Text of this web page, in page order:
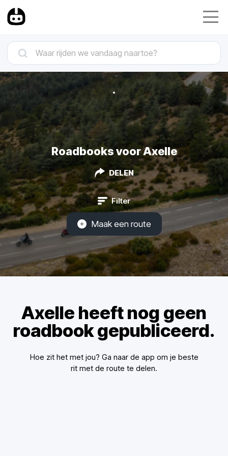
Roadbooks voor Axelle
DELEN
Filter
Maak een route
Axelle heeft nog geen
roadbook gepubliceerd.
Hoe zit het met jou? Ga naar de app om je beste
rit met de route te delen.